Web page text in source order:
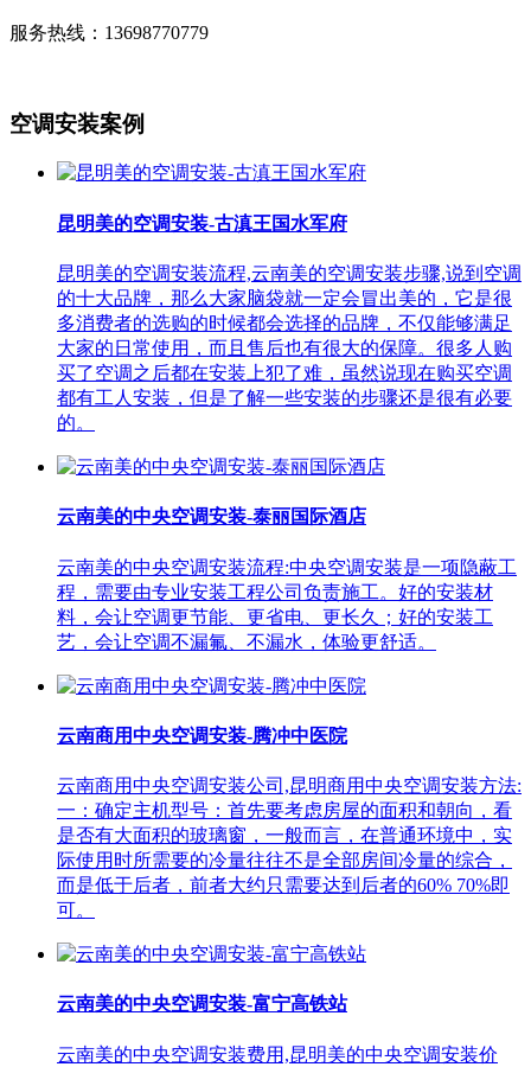
服务热线：13698770779
空调安装案例
昆明美的空调安装-古滇王国水军府
昆明美的空调安装流程,云南美的空调安装步骤,说到空调
的十大品牌，那么大家脑袋就一定会冒出美的，它是很
多消费者的选购的时候都会选择的品牌，不仅能够满足
大家的日常使用，而且售后也有很大的保障。很多人购
买了空调之后都在安装上犯了难，虽然说现在购买空调
都有工人安装，但是了解一些安装的步骤还是很有必要
的。
云南美的中央空调安装-泰丽国际酒店
云南美的中央空调安装流程:中央空调安装是一项隐蔽工
程，需要由专业安装工程公司负责施工。好的安装材
料，会让空调更节能、更省电、更长久；好的安装工
艺，会让空调不漏氟、不漏水，体验更舒适。
云南商用中央空调安装-腾冲中医院
云南商用中央空调安装公司,昆明商用中央空调安装方法:
一：确定主机型号：首先要考虑房屋的面积和朝向，看
是否有大面积的玻璃窗，一般而言，在普通环境中，实
际使用时所需要的冷量往往不是全部房间冷量的综合，
而是低于后者，前者大约只需要达到后者的60% 70%即
可。
云南美的中央空调安装-富宁高铁站
云南美的中央空调安装费用,昆明美的中央空调安装价